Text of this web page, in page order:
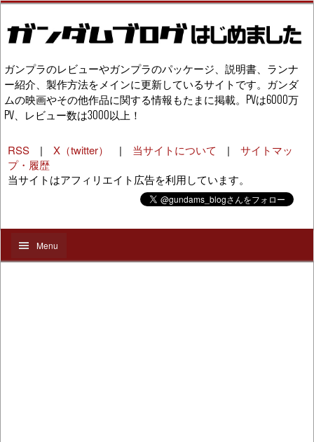
ガンプラのレビューやガンプラのパッケージ、説明書、ランナ
ー紹介、製作方法をメインに更新しているサイトです。ガンダ
ムの映画やその他作品に関する情報もたまに掲載。PVは6000万
PV、レビュー数は3000以上！
RSS | X（twitter） | 当サイトについて | サイトマッ
プ・履歴
当サイトはアフィリエイト広告を利用しています。
Menu